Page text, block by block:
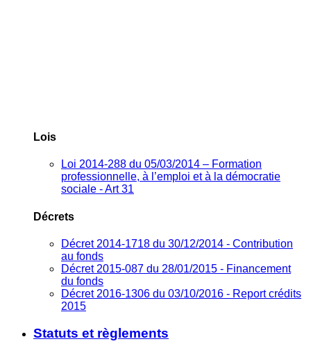
Lois
Loi 2014-288 du 05/03/2014 – Formation
professionnelle, à l’emploi et à la démocratie
sociale - Art 31
Décrets
Décret 2014-1718 du 30/12/2014 - Contribution
au fonds
Décret 2015-087 du 28/01/2015 - Financement
du fonds
Décret 2016-1306 du 03/10/2016 - Report crédits
2015
Statuts et règlements